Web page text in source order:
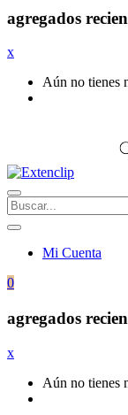
agregados
x
Aún no tienes
Mi Cuenta
0
agregados
x
Aún no tienes